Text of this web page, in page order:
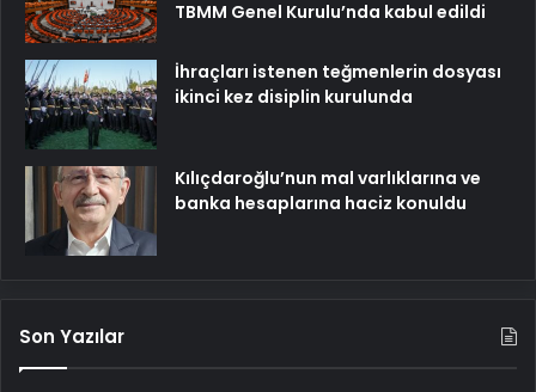
TBMM Genel Kurulu’nda kabul edildi
İhraçları istenen teğmenlerin dosyası
ikinci kez disiplin kurulunda
Kılıçdaroğlu’nun mal varlıklarına ve
banka hesaplarına haciz konuldu
Son Yazılar